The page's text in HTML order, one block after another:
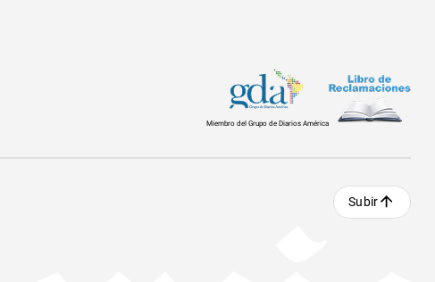
Miembro del Grupo de Diarios América
Subir